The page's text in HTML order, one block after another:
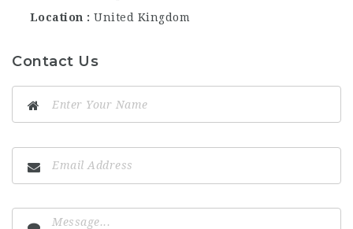
Location
United Kingdom
Contact Us